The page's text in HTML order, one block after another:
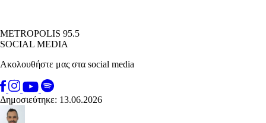
METROPOLIS 95.5
SOCIAL MEDIA
Ακολουθήστε μας στα social media
Δημοσιεύτηκε: 13.06.2026